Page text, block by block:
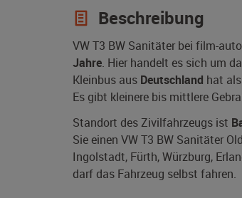
Beschreibung
VW T3 BW Sanitäter bei film-
Jahre. Hier handelt es sich um
Kleinbus aus Deutschland hat
Es gibt kleinere bis mittlere
Standort des Zivilfahrzeugs ist
Sie einen VW T3 BW Sanitäter
Ingolstadt, Fürth, Würzburg,
darf das Fahrzeug selbst fahren.